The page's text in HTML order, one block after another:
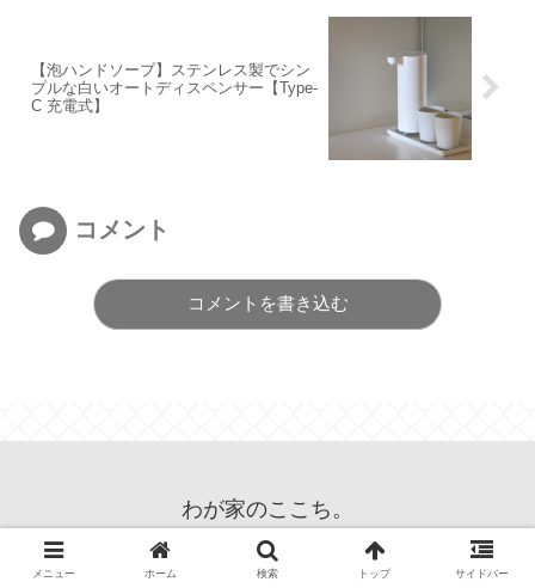
【泡ハンドソープ】ステンレス製でシン
プルな白いオートディスペンサー【Type-
C 充電式】
コメント
コメントを書き込む
わが家のここち。
© 2013 わが家のここち。.
メニュー ホーム 検索 トップ サイドバー